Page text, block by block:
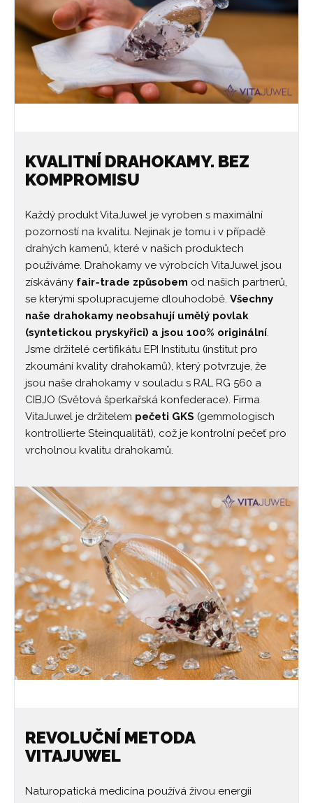
KVALITNÍ DRAHOKAMY. BEZ
KOMPROMISU
Každý produkt VitaJuwel je vyroben s maximální
pozorností na kvalitu. Nejinak je tomu i v případě
drahých kamenů, které v našich produktech
používáme. Drahokamy ve výrobcích VitaJuwel jsou
získávány fair-trade způsobem od našich partnerů,
se kterými spolupracujeme dlouhodobě. Všechny
naše drahokamy neobsahují umělý povlak
(syntetickou pryskyřici) a jsou 100% originální.
Jsme držitelé certifikátu EPI Institutu (institut pro
zkoumání kvality drahokamů), který potvrzuje, že
jsou naše drahokamy v souladu s RAL RG 560 a
CIBJO (Světová šperkařská konfederace). Firma
VitaJuwel je držitelem pečeti GKS (gemmologisch
kontrollierte Steinqualität), což je kontrolní pečeť pro
vrcholnou kvalitu drahokamů.
REVOLUČNÍ METODA
VITAJUWEL
Naturopatická medicína používá živou energii